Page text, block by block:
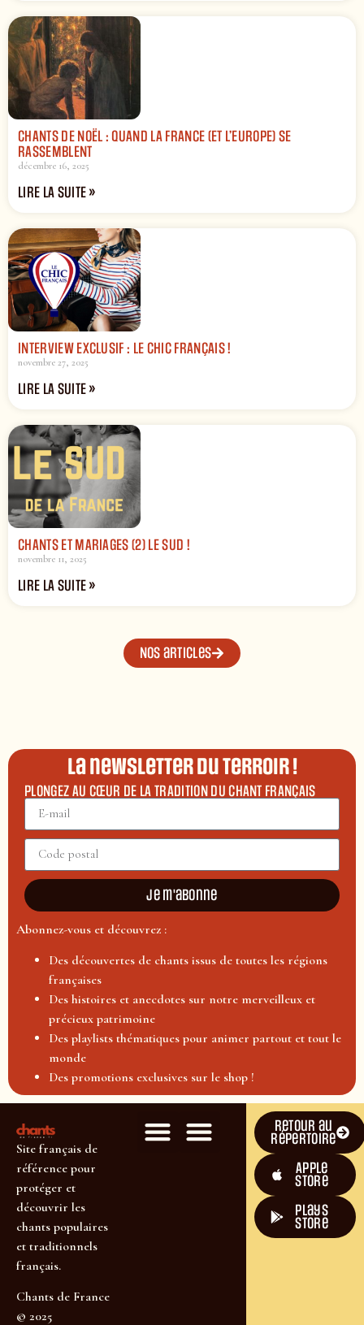
CHANTS DE NOËL : QUAND LA FRANCE (ET L’EUROPE) SE
RASSEMBLENT
décembre 16, 2025
LIRE LA SUITE »
INTERVIEW EXCLUSIF : LE CHIC FRANÇAIS !
novembre 27, 2025
LIRE LA SUITE »
CHANTS ET MARIAGES (2) LE SUD !
novembre 11, 2025
LIRE LA SUITE »
Nos articles
La newsletter du terroir !
PLONGEZ AU CŒUR DE LA TRADITION DU CHANT FRANÇAIS
Je m'abonne
Abonnez-vous et découvrez :
Des découvertes de chants issus de toutes les régions
françaises
Des histoires et anecdotes sur notre merveilleux et
précieux patrimoine
Des playlists thématiques pour animer partout et tout le
monde
Des promotions exclusives sur le shop !
Site français de
référence pour
protéger et
découvrir les
chants populaires
et traditionnels
français.
Chants de France
© 2025
Retour au
répertoire
Apple
Store
plays
store